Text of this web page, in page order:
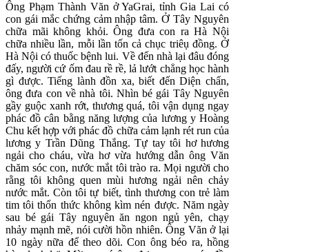
Ông Phạm Thành Văn ở YaGrai, tỉnh Gia Lai có
con gái mắc chứng cảm nhập tâm. Ở Tây Nguyên
chữa mãi không khỏi. Ông đưa con ra Hà Nội
chữa nhiều lần, mỗi lần tốn cả chục triêụ đồng. Ở
Hà Nội có thuốc bệnh lui. Về đến nhà lại đâu đóng
đấy, người cứ ốm đau rề rề, lả lướt chẳng học hành
gì được. Tiếng lành đồn xa, biết đến Diện chẩn,
ông đưa con về nhà tôi. Nhìn bé gái Tây Nguyên
gầy guộc xanh rớt, thương quá, tôi vận dụng ngay
phác đồ cân bằng năng lượng của lương y Hoàng
Chu kết hợp với phác đồ chữa cảm lạnh rét run của
lương y Trần Dũng Thắng. Tự tay tôi hơ hương
ngải cho cháu, vừa hơ vừa hướng dẫn ông Văn
chăm sóc con, nước mắt tôi trào ra. Mọi người cho
rằng tôi không quen mùi hương ngải nên chảy
nước mắt. Còn tôi tự biết, tình thương con trẻ làm
tim tôi thổn thức không kìm nén được. Năm ngày
sau bé gái Tây nguyên ăn ngon ngủ yên, chạy
nhảy mạnh mẽ, nói cười hồn nhiên. Ông Văn ở lại
10 ngày nữa để theo dõi. Con ông béo ra, hồng